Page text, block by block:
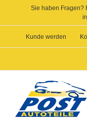
springen
Sie haben Fragen?
Kunde werden